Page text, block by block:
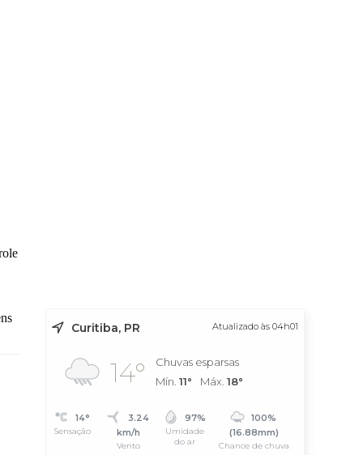
Curitiba, PR Atualizado às 04h01
14°
Chuvas esparsas
Mín. 11° Máx. 18°
14°
Sensação
3.24
km/h
Vento
97%
Umidade
do ar
100%
(16.88mm)
Chance de chuva